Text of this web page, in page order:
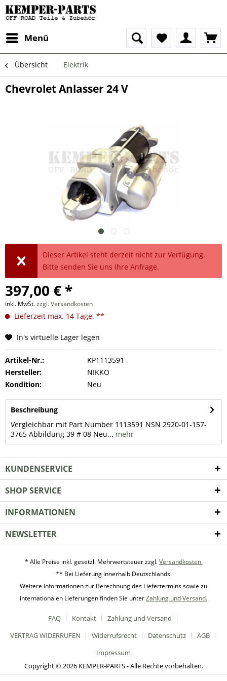
Menü
Übersicht Elektrik
Chevrolet Anlasser 24 V
Dieser Artikel steht derzeit nicht zur Verfügung.
Bitte senden Sie uns Ihre Anfrage.
397,00 € *
inkl. MwSt.zzgl. Versandkosten
Lieferzeit max. 14 Tage. **
In's virtuelle Lager legen
Artikel-Nr.:
KP1113591
Hersteller:
NIKKO
Kondition:
Neu
Beschreibung
Vergleichbar mit Part Number 1113591 NSN 2920-01-157-
3765 Abbildung 39 # 08 Neu... mehr
KUNDENSERVICE
SHOP SERVICE
INFORMATIONEN
NEWSLETTER
* Alle Preise inkl. gesetzl. Mehrwertsteuer zzgl.Versandkosten.
** Bei Lieferung innerhalb Deutschlands.
Weitere Informationen zur Berechnung des Liefertermins sowie zu
internationalen Lieferungen finden Sie unterZahlung und Versand.
FAQ Kontakt
Zahlung und Versand
VERTRAG WIDERRUFEN
Widerrufsrecht Datenschutz
AGB
Impressum
Copyright © 2026 KEMPER-PARTS - Alle Rechte vorbehalten.